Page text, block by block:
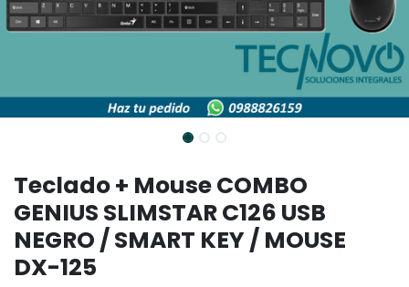
Teclado + Mouse COMBO
GENIUS SLIMSTAR C126 USB
NEGRO / SMART KEY / MOUSE
DX-125